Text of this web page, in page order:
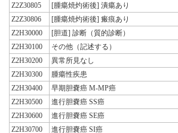
Z2Z30805
[腫瘍焼灼術後] 潰瘍あり
Z2Z30806
[腫瘍焼灼術後] 瘢痕あり
Z2H30000
[胆道] 診断（質的診断）
Z2H30100
その他（記述する）
Z2H30200
異常所見なし
Z2H30300
腫瘍性疾患
Z2H30400
早期胆嚢癌 M-MP癌
Z2H30500
進行胆嚢癌 SS癌
Z2H30600
進行胆嚢癌 SE癌
Z2H30700
進行胆嚢癌 SI癌